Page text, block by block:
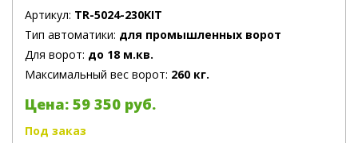
Артикул: TR-5024-230KIT
Тип автоматики: для промышленных ворот
Для ворот: до 18 м.кв.
Максимальный вес ворот: 260 кг.
Цена: 59 350 руб.
Под заказ